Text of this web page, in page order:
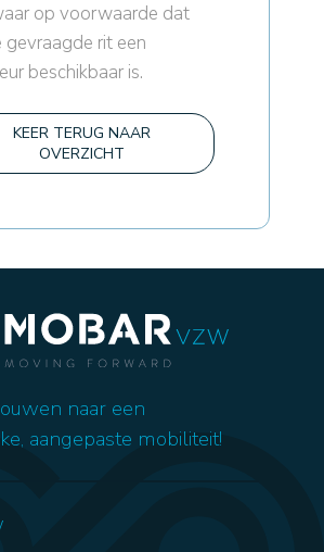
op voorwaarde dat
gevraagde rit een
beschikbaar is.
KEER TERUG NAAR
OVERZICHT
naar een
aangepaste mobiliteit!